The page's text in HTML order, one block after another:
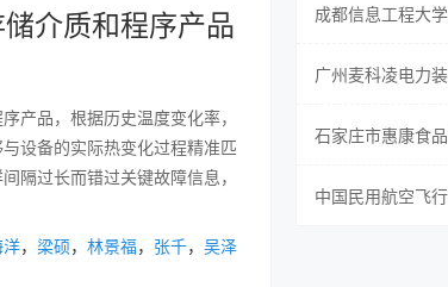
介质和程序产品
产品，根据历史温度变化率，
设备的实际热变化过程精准匹
隔过长而错过关键故障信息，
， 梁硕， 林景福， 张千， 吴泽
成都信息工程大学
广州麦科凌电力
石家庄市惠康食
中国民用航空飞